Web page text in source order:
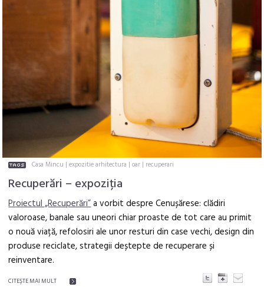
Casa Mincu |expozitie arhitectura |oar | recuperari
Recuperări – expoziția
Proiectul „Recuperări”a vorbit despre Cenușărese: clădiri
valoroase, banale sau uneori chiar proaste de tot care au primit
o nouă viață, refolosiri ale unor resturi din case vechi, design din
produse reciclate, strategii deștepte de recuperare și
reinventare.
CITEŞTE MAI MULT